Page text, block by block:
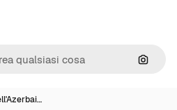
Cerca